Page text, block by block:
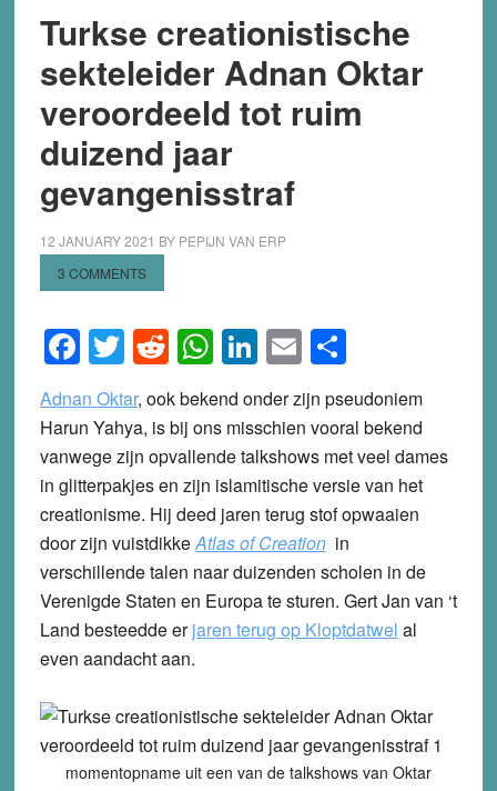
Turkse creationistische
sekteleider Adnan Oktar
veroordeeld tot ruim
duizend jaar
gevangenisstraf
12 JANUARY 2021 BY PEPIJN VAN ERP
3 COMMENTS
Facebook
Twitter
Reddit
WhatsApp
LinkedIn
EmailShare
Adnan Oktar, ook bekend onder zijn pseudoniem
Harun Yahya, is bij ons misschien vooral bekend
vanwege zijn opvallende talkshows met veel dames
in glitterpakjes en zijn islamitische versie van het
creationisme. Hij deed jaren terug stof opwaaien
door zijn vuistdikkeAtlas of Creationin
verschillende talen naar duizenden scholen in de
Verenigde Staten en Europa te sturen. Gert Jan van ‘t
Land besteedde erjaren terug op Kloptdatwel al
even aandacht aan.
momentopname uit een van de talkshows van Oktar